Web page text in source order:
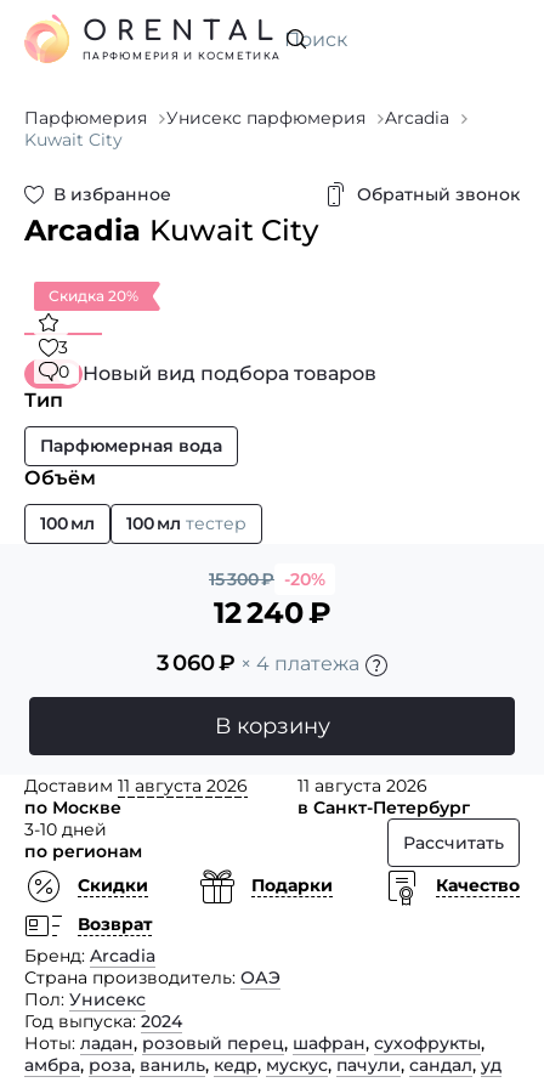
Искать
ORENTAL
ПАРФЮМЕРИЯ И КОСМЕТИКА
Парфюмерия Унисекс парфюмерия
Arcadia
Kuwait City
В избранное Обратный звонок
Arcadia Kuwait City
Скидка 20%
3
0
Новый вид подбора товаров
Тип
Парфюмерная вода
Объём
100 мл 100 мл тестер
15 300₽ -20%
12 240₽
3 060₽ × 4 платежа
В корзину
Доставим 11 августа 2026
по Москве
11 августа 2026
в Санкт-Петербург
3-10 дней
по регионам
Рассчитать
Скидки
Подарки
Качество
Возврат
Бренд Arcadia
Страна производитель ОАЭ
Пол Унисекс
Год выпуска 2024
Ноты ладан, розовый перец, шафран, сухофрукты,
амбра, роза, ваниль, кедр, мускус, пачули, сандал, уд